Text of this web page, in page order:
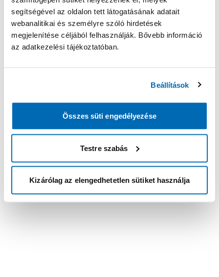
segítségével az oldalon tett látogatásának adatait
webanalitikai és személyre szóló hirdetések
megjelenítése céljából felhasználják. Bővebb információ
az adatkezelési tájékoztatóban.
Beállítások
Összes süti engedélyezése
Testre szabás
Kizárólag az elengedhetetlen sütiket használja